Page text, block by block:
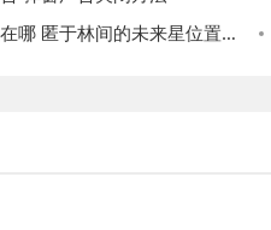
匿于林间的未来星位置攻略